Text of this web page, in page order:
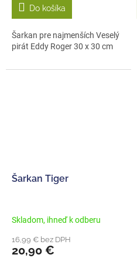
Do košíka
Šarkan pre najmenších Veselý
pirát Eddy Roger 30 x 30 cm
Šarkan Tiger
Skladom, ihneď k odberu
16,99 € bez DPH
20,90 €